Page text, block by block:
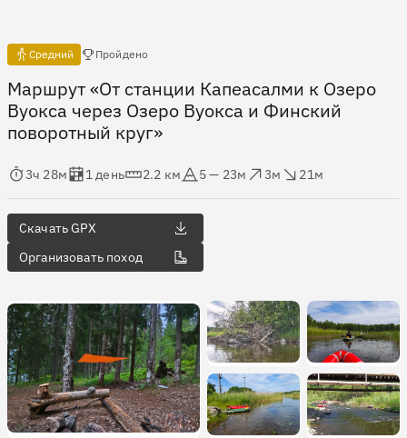
Средний Пройдено
Маршрут «От станции Капеасалми к Озеро
Вуокса через Озеро Вуокса и Финский
поворотный круг»
в пути
3ч 28м
Оценка в днях
1 день
Дистанция
2.2 км
Абсолютная высота
5 — 23м
3м
21м
Скачать GPX
Организовать поход